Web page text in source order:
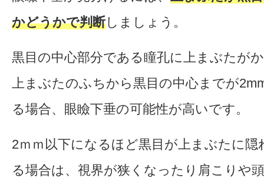
かどうかで判断しましょう。
黒目の中心部分である瞳孔に上まぶたが
上まぶたのふちから黒目の中心までが
る場合、眼瞼下垂の可能性が高いです。
2ｍｍ以下になるほど黒目が上まぶたに
る場合は、視界が狭くなったり肩こりや